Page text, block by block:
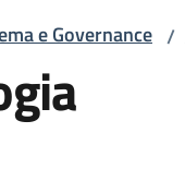
e Governance /